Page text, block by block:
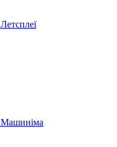
Летсплеї
Машиніма